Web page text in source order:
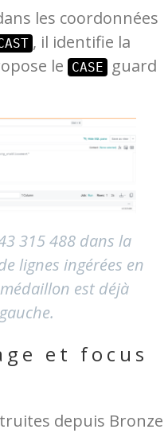
les coordonnées
, il identifie la
le
CASE
guard
315 488 dans la
lignes ingérées en
est déjà
et focus
depuis Bronze